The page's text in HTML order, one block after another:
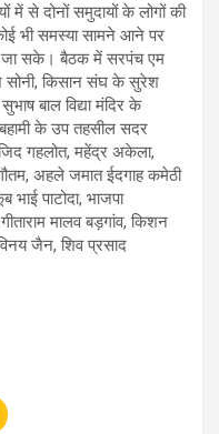
से दोनों समुदायों के लोगों की
भी समस्या सामने आने पर
जा सके। बैठक में सरपंच एम
सोनी, किसान संघ के सुरेश
बाल विद्या मंदिर के
के उप तहसील सदर
गहलोत, महेंद्र अकेला,
अहले जमात ईदगाह कमेठी
पाटोदा, भाजपा
मालव बड़गांव, किशन
जैन, शिव प्रसाद